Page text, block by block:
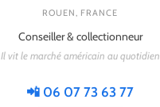
ROUEN, FRANCE
Conseiller & collectionneur
Il vit le marché américain au quotidien
📲 06 07 73 63 77